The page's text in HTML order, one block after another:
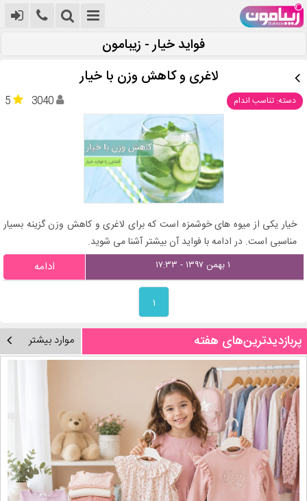
فواید خیار - زیبامون
لاغری و کاهش وزن با خیار
دسته: تناسب اندام 5 3040
خیار یکی از میوه های خوشمزه است که برای لاغری و کاهش وزن گزینه بسیار
مناسبی است. در ادامه با فواید آن بیشتر آشنا می شوید.
۱ بهمن ۱۳۹۷ - ۱۷:۳۳ ادامه
۱
پربازدیدترین‌های هفته موارد بیشتر